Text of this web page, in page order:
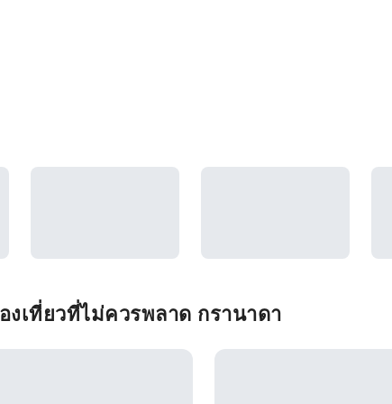
เที่ยวที่ไม่ควรพลาด กรานาดา